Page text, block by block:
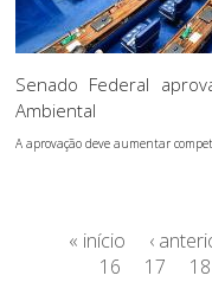
Senado Federal
Ambiental
A aprovação deve aumentar
« início ‹
16
17 18